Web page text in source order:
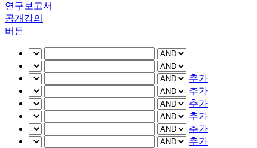
연구보고서
공개강의
버튼
추가
추가
추가
추가
추가
추가